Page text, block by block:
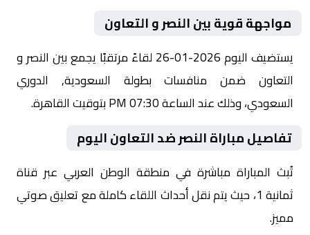
مواجهة قوية بين النصر و التعاون
يستضيف اليوم 2026-01-26 لقاءً مرتقبًا يجمع بين النصر و
التعاون ضمن منافسات بطولة السعودية, الدوري
السعودي، وذلك عند الساعة 07:30 PM بتوقيت القاهرة.
تفاصيل مباراة النصر ضد التعاون اليوم
تُبث المباراة مباشرة في منطقة الوطن العربي عبر قناة
ثمانية 1، حيث يتم نقل أحداث اللقاء كاملة مع تعليق صوتي
مميز.